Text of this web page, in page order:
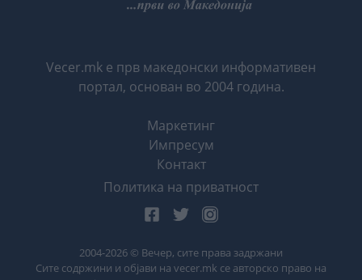
Vecer.mk е прв македонски информативен
портал, основан во 2004 година.
Маркетинг
Импресум
Контакт
Политика на приватност
2004-2026 © Вечер, сите права задржани
Сите содржини и објави на vecer.mk се авторско право на